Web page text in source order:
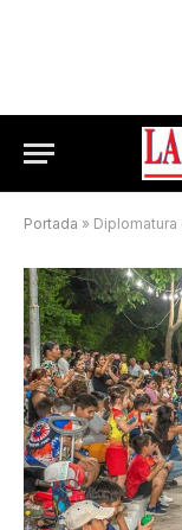
Portada » Diplomatura